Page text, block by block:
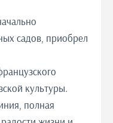
садов, приобрел
культуры.
полная